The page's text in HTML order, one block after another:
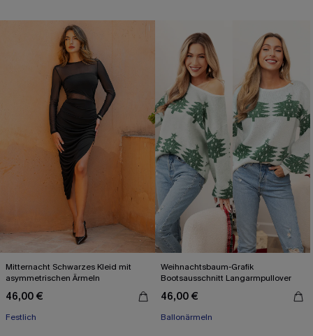
Mitternacht Schwarzes Kleid mit
asymmetrischen Ärmeln
46,00 €
Festlich
Weihnachtsbaum-Grafik
Bootsausschnitt Langarmpullover
46,00 €
Ballonärmeln